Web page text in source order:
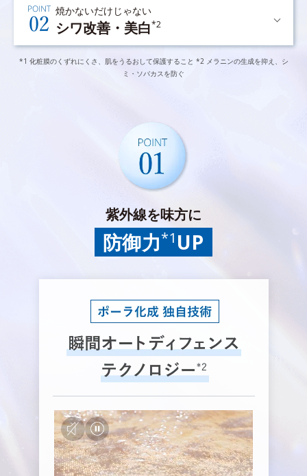
焼かないだけじゃない
シワ改善・美白*2
*1 化粧膜のくずれにくさ、肌をうるおして保護すること *2 メラニンの生成を抑え、シ
ミ・ソバカスを防ぐ
紫外線を味方に
防御力*1 UP